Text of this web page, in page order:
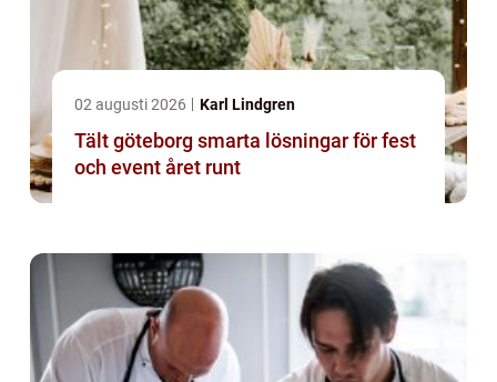
02 augusti 2026 Karl Lindgren
Tält göteborg smarta lösningar för fest
och event året runt